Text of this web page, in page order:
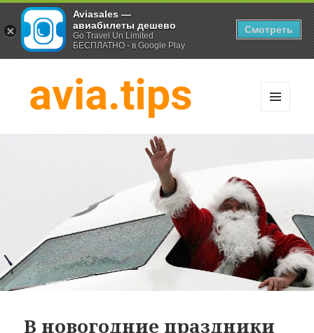
Хитрости экономных
путешественников
В новогодние праздники
Aviasales —
авиабилеты дешево
Go Travel Un Limited
БЕСПЛАТНО - в Google Play
Смотреть